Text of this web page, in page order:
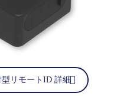
リモートID 詳細